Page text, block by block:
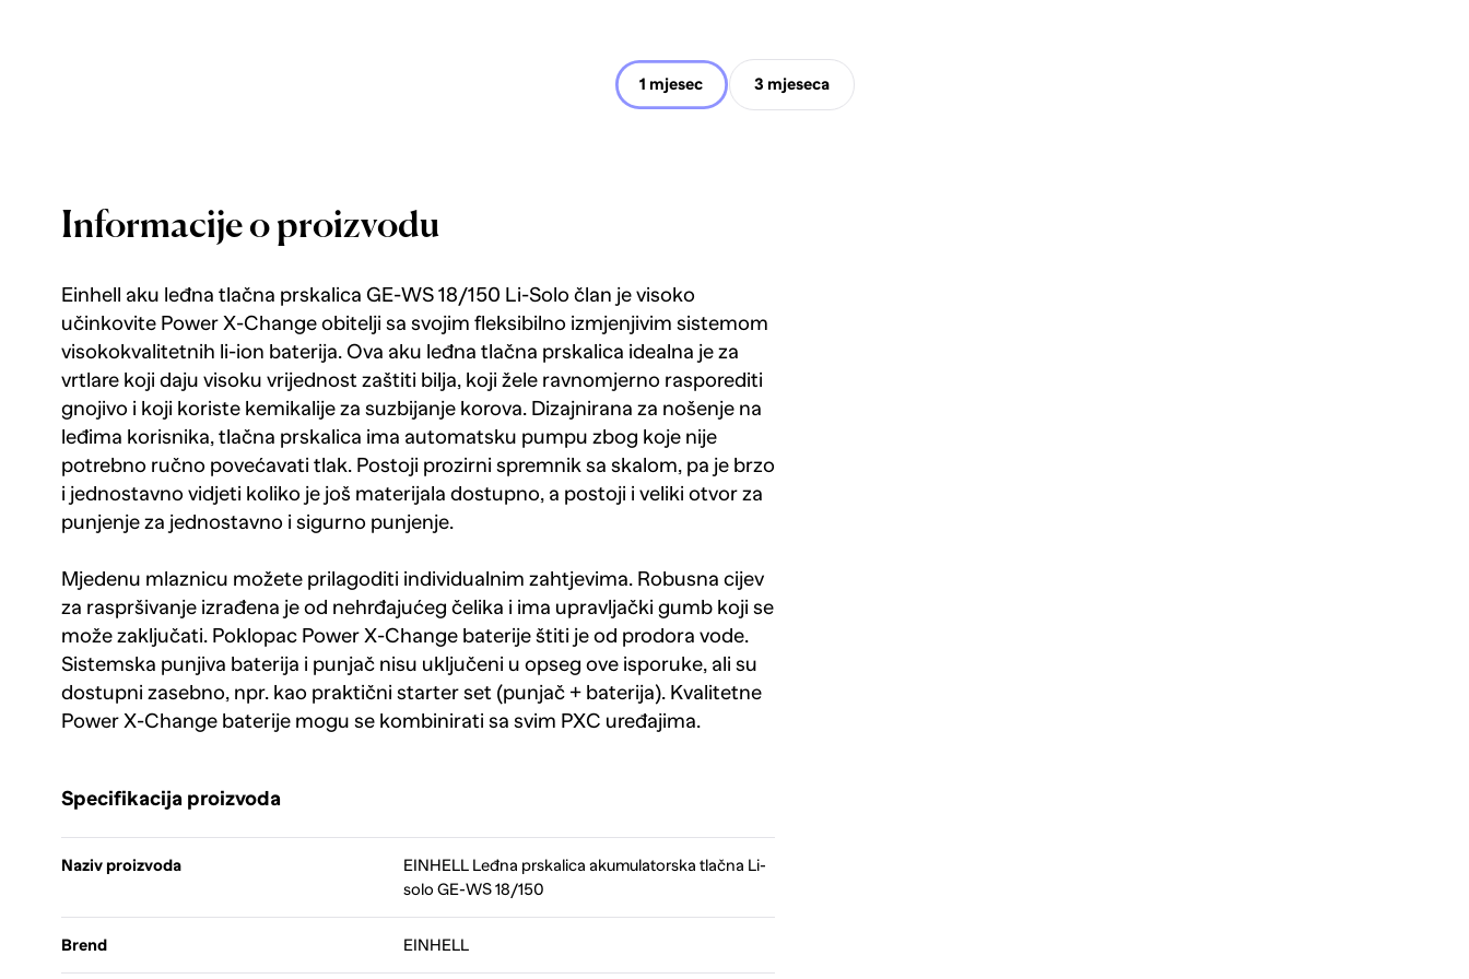
1 mjesec 3 mjeseca
Informacije o proizvodu
Einhell aku leđna tlačna prskalica GE-WS 18/150 Li-Solo član je visoko
učinkovite Power X-Change obitelji sa svojim fleksibilno izmjenjivim sistemom
visokokvalitetnih li-ion baterija. Ova aku leđna tlačna prskalica idealna je za
vrtlare koji daju visoku vrijednost zaštiti bilja, koji žele ravnomjerno rasporediti
gnojivo i koji koriste kemikalije za suzbijanje korova. Dizajnirana za nošenje na
leđima korisnika, tlačna prskalica ima automatsku pumpu zbog koje nije
potrebno ručno povećavati tlak. Postoji prozirni spremnik sa skalom, pa je brzo
i jednostavno vidjeti koliko je još materijala dostupno, a postoji i veliki otvor za
punjenje za jednostavno i sigurno punjenje.
Mjedenu mlaznicu možete prilagoditi individualnim zahtjevima. Robusna cijev
za raspršivanje izrađena je od nehrđajućeg čelika i ima upravljački gumb koji se
može zaključati. Poklopac Power X-Change baterije štiti je od prodora vode.
Sistemska punjiva baterija i punjač nisu uključeni u opseg ove isporuke, ali su
dostupni zasebno, npr. kao praktični starter set (punjač + baterija). Kvalitetne
Power X-Change baterije mogu se kombinirati sa svim PXC uređajima.
Specifikacija proizvoda
Naziv proizvoda
EINHELL Leđna prskalica akumulatorska tlačna Li-
solo GE-WS 18/150
Brend EINHELL